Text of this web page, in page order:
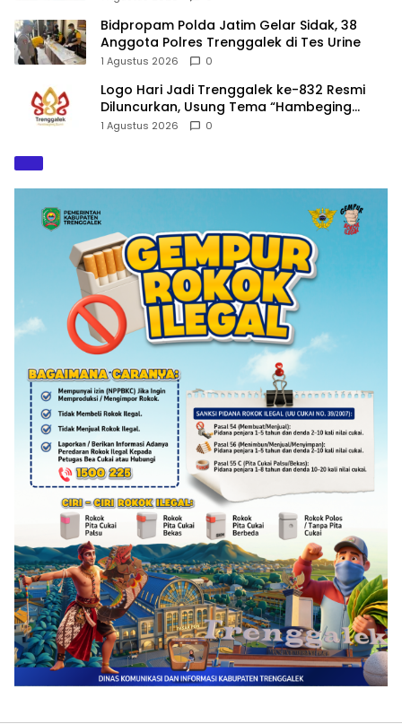
Bidpropam Polda Jatim Gelar Sidak, 38
Anggota Polres Trenggalek di Tes Urine
1 Agustus 2026 0
Logo Hari Jadi Trenggalek ke-832 Resmi
Diluncurkan, Usung Tema “Hambeging
Bumi” Gaungkan Harmoni dengan Alam
1 Agustus 2026 0